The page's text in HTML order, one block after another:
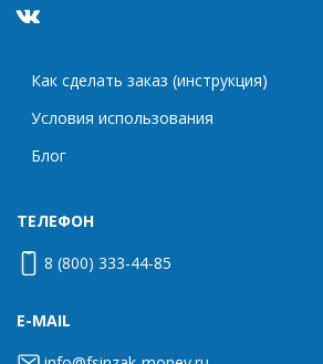
Как сделать заказ (инструкция)
Условия использования
Блог
ТЕЛЕФОН
8 (800) 333-44-85
E-MAIL